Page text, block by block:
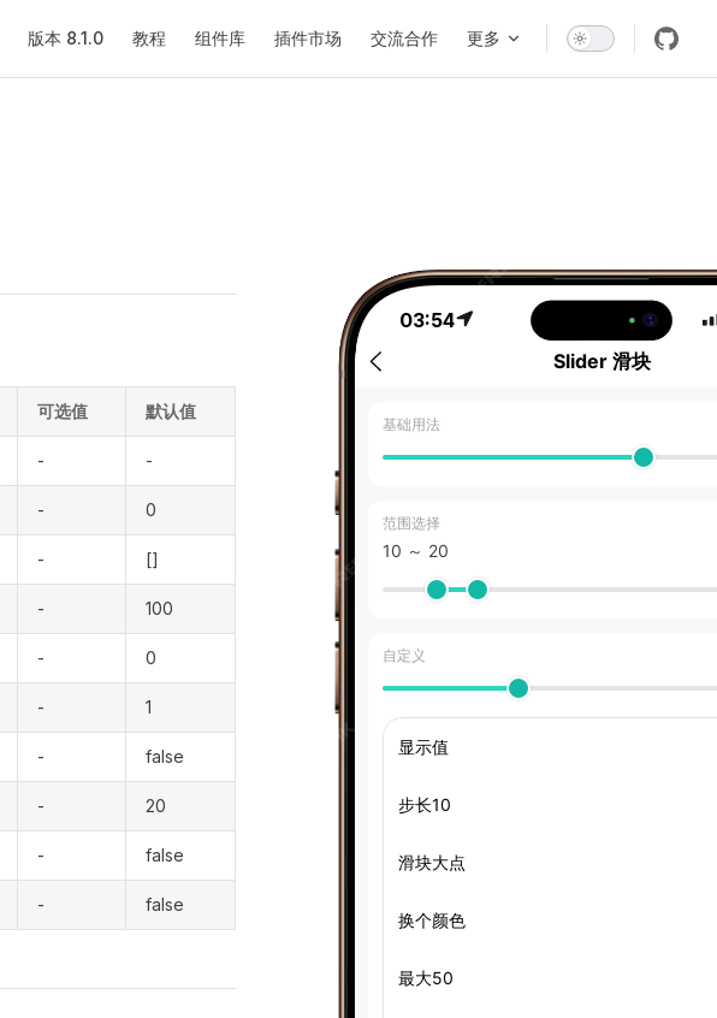
版本 8.1.0 教程 组件库 插件市场 交流合作 更多
03:54
可选值 默认值
- -
- 0
- []
- 100
- 0
- 1
- false
- 20
- false
- false